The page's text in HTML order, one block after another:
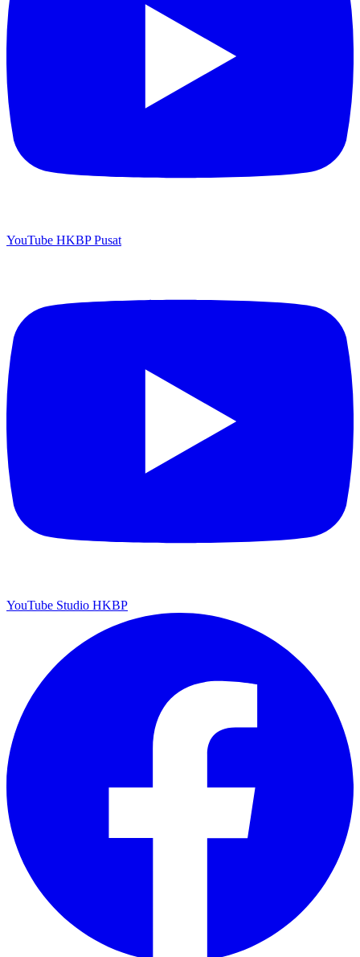
YouTube HKBP Pusat
YouTube Studio HKBP